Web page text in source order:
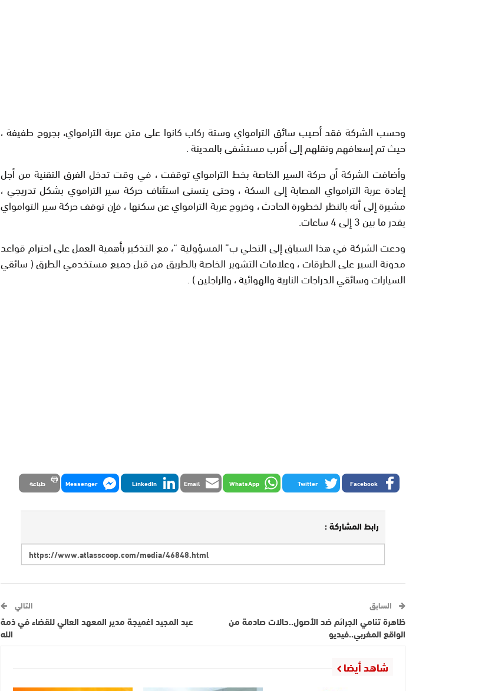
وحسب الشركة فقد أصيب سائق الترامواي وستة ركاب كانوا على متن عربة الترامواي، بجروح طفيفة ،
حيث تم إسعافهم ونقلهم إلى أقرب مستشفى بالمدينة .
وأضافت الشركة أن حركة السير الخاصة بخط الترامواي توقفت ، في وقت تدخل الفرق التقنية من أجل
إعادة عربة الترامواي المصابة إلى السكة ، وحتى يتسنى استئناف حركة سير التراموي بشكل تدريجي ،
مشيرة إلى أنه بالنظر لخطورة الحادث ، وخروج عربة الترامواي عن سكتها ، فإن توقف حركة سير التوامواي
يقدر ما بين 3 إلى 4 ساعات.
ودعت الشركة في هذا السياق إلى التحلي ب” المسؤولية “، مع التذكير بأهمية العمل على احترام قواعد
مدونة السير على الطرقات ، وعلامات التشوير الخاصة بالطريق من قبل جميع مستخدمي الطرق ( سائقي
السيارات وسائقي الدراجات النارية والهوائية ، والراجلين ) .
Facebook
Twitter
WhatsApp
Email
LinkedIn
Messenger طباعة
رابط المشاركة :
السابق
ظاهرة تنامي الجرائم ضد الأصول..حالات صادمة من
الواقع المغربي..فيديو
التالي
عبد المجيد اغميجة مدير المعهد العالي للقضاء في ذمة
الله
شاهد أيضا